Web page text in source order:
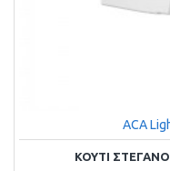
ACA
ΚΟΥΤΙ